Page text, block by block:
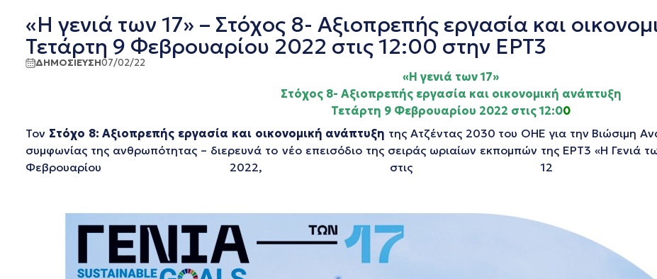
«Η γενιά των 17» – Στόχος 8- Αξιοπρεπής εργασία και
Τετάρτη 9 Φεβρουαρίου 2022 στις 12:00 στην ΕΡΤ3
ΔΗΜΟΣΙΕΥΣΗ07/02/22
«Η γενιά των 17»
Στόχος 8- Αξιοπρεπής εργασία και οικονομική ανάπτυξη
Τετάρτη 9 Φεβρουαρίου 2022 στις 12:00
Τον Στόχο 8: Αξιοπρεπής εργασία και οικονομική ανάπτυξη της Ατζέντας 2030 του ΟΗΕ για την Βιώσιμη
συμφωνίας της ανθρωπότητας – διερευνά το νέο επεισόδιο της σειράς ωριαίων εκπομπών της ΕΡΤ3 «Η Γενιά
Φεβρουαρίου 2022, στις 12